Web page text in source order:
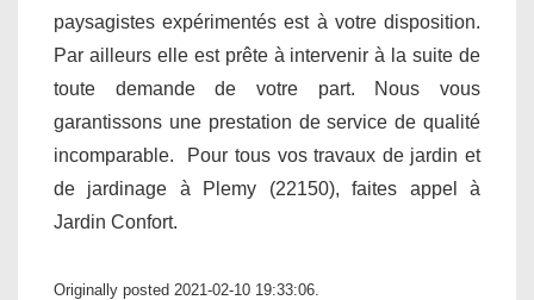
paysagistes expérimentés est à votre disposition.
Par ailleurs elle est prête à intervenir à la suite de
toute demande de votre part. Nous vous
garantissons une prestation de service de qualité
incomparable. Pour tous vos travaux de jardin et
de jardinage à Plemy (22150), faites appel à
Jardin Confort.
Originally posted 2021-02-10 19:33:06.